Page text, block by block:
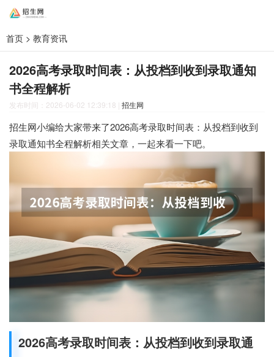
首页 > 教育资讯
2026高考录取时间表：从投档到收到录取通知
书全程解析
发布时间：2026-06-02 12:39:18 | 招生网
招生网小编给大家带来了2026高考录取时间表：从投档到收到
录取通知书全程解析相关文章，一起来看一下吧。
2026高考录取时间表：从投档到收到录取通